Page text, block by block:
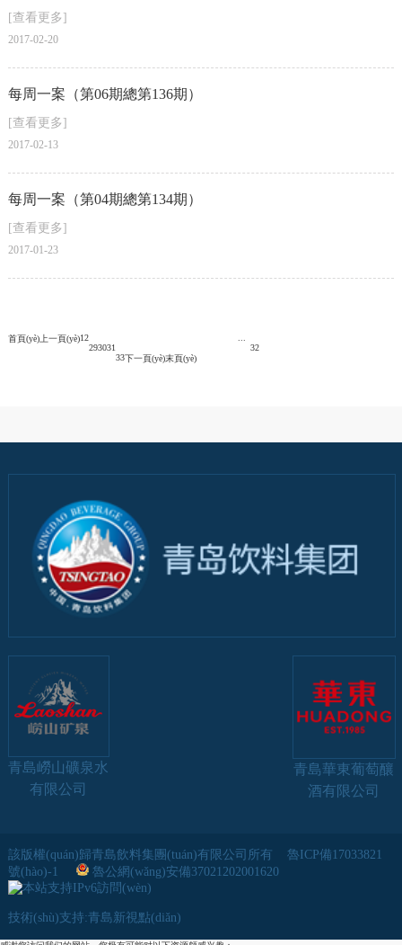
[查看更多]
2017-02-20
每周一案（第06期總第136期）
[查看更多]
2017-02-13
每周一案（第04期總第134期）
[查看更多]
2017-01-23
首頁(yè)上一頁(yè)12
293031
32
33下一頁(yè)末頁(yè)
青島嶗山礦泉水
有限公司
青島華東葡萄釀
酒有限公司
該版權(quán)歸青島飲料集團(tuán)有限公司所有 魯ICP備17033821
號(hào)-1
魯公網(wǎng)安備37021202001620
技術(shù)支持:青島新視點(diǎn)